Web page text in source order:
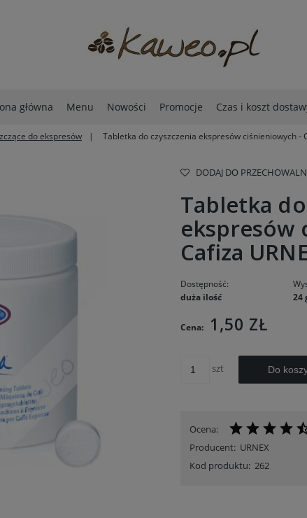
główna Menu Nowości Promocje Czas i koszt
do ekspresów Tabletka do czyszczenia ekspresów ciśnieniowych -
DODAJ DO
Tabletka
ekspresów
Cafiza
Dostępność:
duża ilość
24
Cena: 1,50 ZŁ
szt Do
Ocena:
Producent: URNEX
Kod produktu: 262